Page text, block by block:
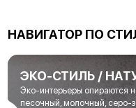
НАВИГАТОР ПО
ЭКО-СТИЛЬ /
Эко-интерьеры опираются
песочный, молочный, серо-